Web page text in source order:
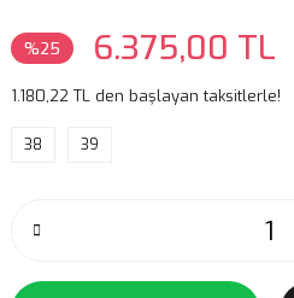
%25 6.375,00 TL
1.180,22 TL den başlayan taksitlerle!
38 39